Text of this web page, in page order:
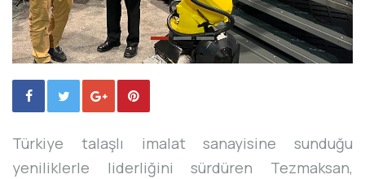
Türkiye talaşlı imalat sanayisine sunduğu
yeniliklerle liderliğini sürdüren Tezmaksan,